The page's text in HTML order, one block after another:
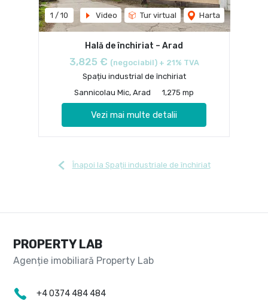
1 / 10 Video Tur virtual Harta
Hală de închiriat – Arad
3,825 € (negociabil) + 21% TVA
Spațiu industrial de închiriat
Sannicolau Mic, Arad
1,275 mp
Vezi mai multe detalii
Înapoi la Spații industriale de închiriat
PROPERTY LAB
+4 0374 484 484